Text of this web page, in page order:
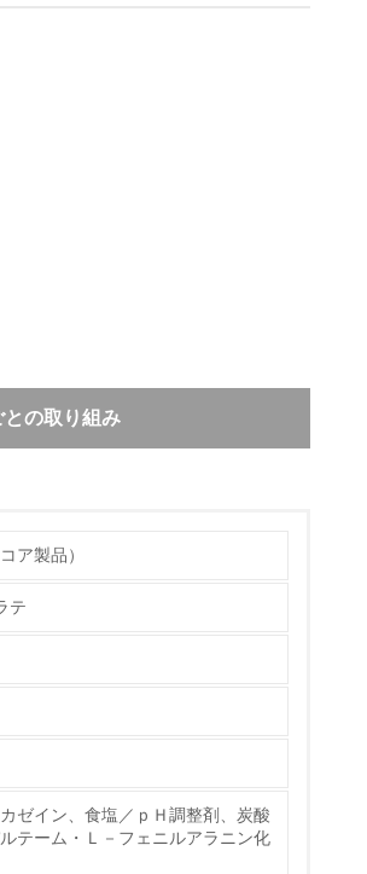
の取り組み
物グループとの連携によ
へ200トン／日のトラック
る見込みです。また、今
ア製品）
テ
ゼイン、食塩／ｐＨ調整剤、炭酸
テーム・Ｌ－フェニルアラニン化